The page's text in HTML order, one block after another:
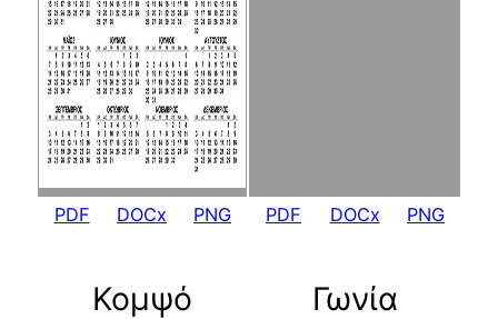
PDF DOCx PNG PDF DOCx PNG
Κομψό
Γωνία